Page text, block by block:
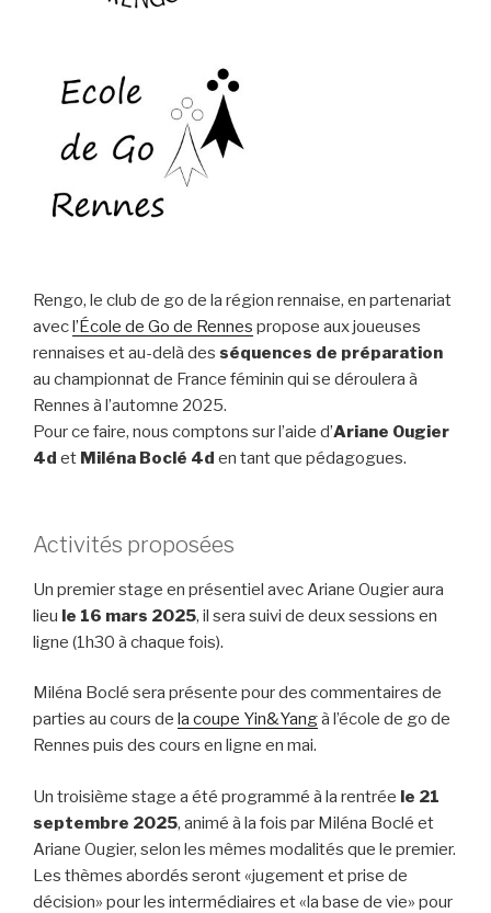
Rengo, le club de go de la région rennaise, en partenariat
avec l’École de Go de Rennes propose aux joueuses
rennaises et au-delà des séquences de préparation
au championnat de France féminin qui se déroulera à
Rennes à l’automne 2025.
Pour ce faire, nous comptons sur l’aide d’Ariane Ougier
4d et Miléna Boclé 4d en tant que pédagogues.
Activités proposées
Un premier stage en présentiel avec Ariane Ougier aura
lieu le 16 mars 2025, il sera suivi de deux sessions en
ligne (1h30 à chaque fois).
Miléna Boclé sera présente pour des commentaires de
parties au cours de la coupe Yin&Yangà l’école de go de
Rennes puis des cours en ligne en mai.
Un troisième stage a été programmé à la rentrée le 21
septembre 2025, animé à la fois par Miléna Boclé et
Ariane Ougier, selon les mêmes modalités que le premier.
Les thèmes abordés seront «jugement et prise de
décision» pour les intermédiaires et «la base de vie» pour